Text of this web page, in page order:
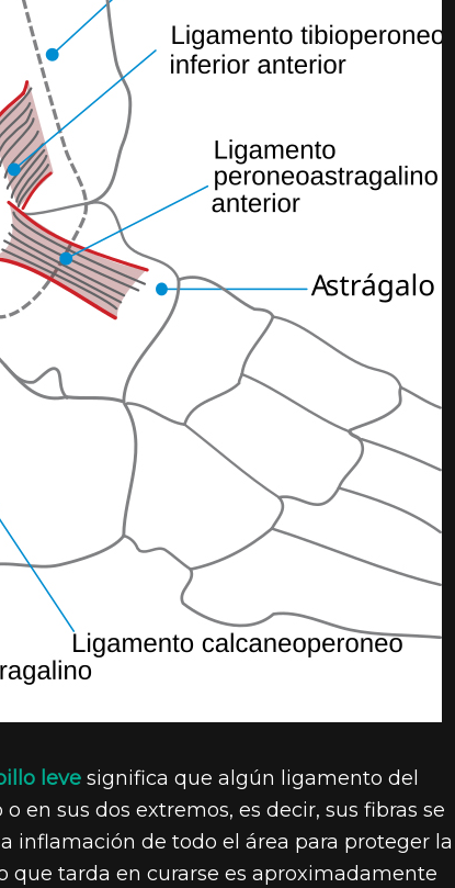
leve significa que algún ligamento del
en sus dos extremos, es decir, sus fibras se
inflamación de todo el área para proteger la
que tarda en curarse es aproximadamente